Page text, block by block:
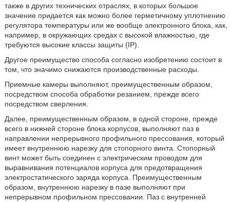
также в других технических отраслях, в которых большое
значение придается как можно более герметичному уплотнению
регулятора температуры или же вообще электронного блока, как,
например, в окружающих средах с высокой влажностью, где
требуются высокие классы защиты (IP).
Другое преимущество способа согласно изобретению состоит в
том, что значимо снижаются производственные расходы.
Приемные камеры выполняют, преимущественным образом,
посредством способа обработки резанием, прежде всего
посредством сверления.
Далее, преимущественным образом, в одной стороне, прежде
всего в нижней стороне блока корпусов, выполняют паз в
направлении непрерывного профильного прессования, который
имеет внутреннюю нарезку для стопорного винта. Стопорный
винт может быть соединен с электрическим проводом для
выравнивания потенциалов корпуса для предотвращения
электростатического заряда корпуса. Преимущественным
образом, внутреннюю нарезку в пазе выполняют при
непрерывном профильном прессовании. Паз с внутренней